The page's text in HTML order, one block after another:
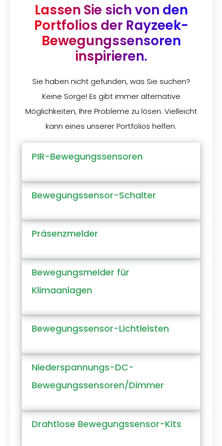
Lassen Sie sich von den
Portfolios der Rayzeek-
Bewegungssensoren
inspirieren.
Sie haben nicht gefunden, was Sie suchen?
Keine Sorge! Es gibt immer alternative
Möglichkeiten, Ihre Probleme zu lösen. Vielleicht
kann eines unserer Portfolios helfen.
PIR-Bewegungssensoren
Bewegungssensor-Schalter
Präsenzmelder
Bewegungsmelder für
Klimaanlagen
Bewegungssensor-Lichtleisten
Niederspannungs-DC-
Bewegungssensoren/Dimmer
Drahtlose Bewegungssensor-Kits